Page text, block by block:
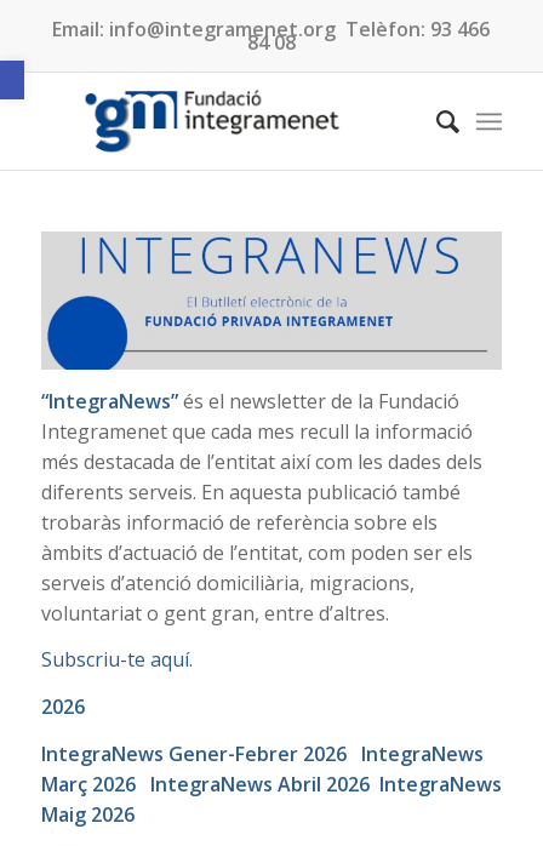
Obre la barra d'eines
Email: info@integramenet.org Telèfon: 93 466
84 08
“IntegraNews” és el newsletter de la Fundació
Integramenet que cada mes recull la informació
més destacada de l’entitat així com les dades dels
diferents serveis. En aquesta publicació també
trobaràs informació de referència sobre els
àmbits d’actuació de l’entitat, com poden ser els
serveis d’atenció domiciliària, migracions,
voluntariat o gent gran, entre d’altres.
Subscriu-te aquí.
2026
IntegraNews Gener-Febrer 2026 IntegraNews
Març 2026 IntegraNews Abril 2026 IntegraNews
Maig 2026